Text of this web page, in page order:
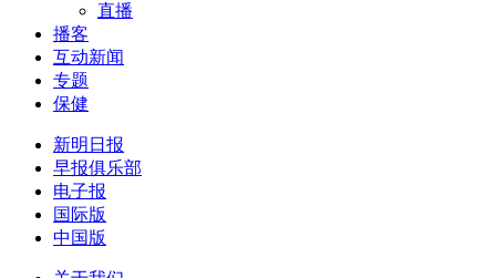
直播
播客
互动新闻
专题
保健
新明日报
早报俱乐部
电子报
国际版
中国版